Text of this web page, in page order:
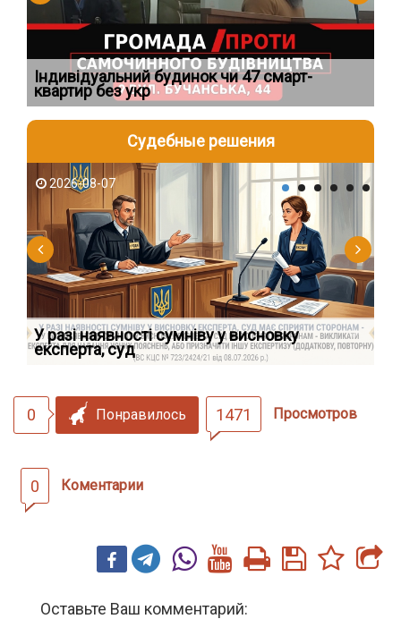
Індивідуальний будинок чи 47 смарт-
квартир без укр
Судебные решения
2026-08-07
У разі наявності сумніву у висновку
експерта, суд
0 Понравилось 1471 Просмотров
0 Коментарии
Оставьте Ваш комментарий: